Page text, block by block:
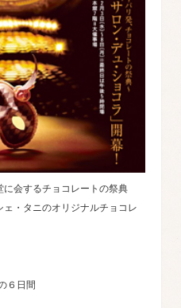
会するチョコレートの祭典
ェ・タニのオリジナルチョコレ
６日間